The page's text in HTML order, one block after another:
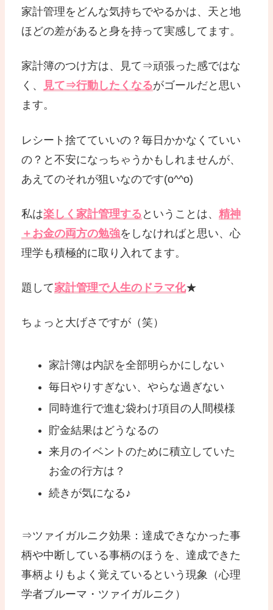
家計管理をどんな気持ちでやるかは、天と地
ほどの差があると身を持って実感してます。
家計簿のつけ方は、見て⇒頑張った感ではな
く、
見て⇒行動したくなるがゴールだと思い
ます。
レシート捨てていいの？毎日かかなくていい
の？と不安になっちゃうかもしれませんが、
あえてのそれが狙いなのです(o^^o)
私は楽しく家計管理する ということは、精神
＋お金の両方の勉強をしなければと思い、心
理学も積極的に取り入れてます。
題して家計管理で人生のドラマ化★
ちょっと大げさですが（笑）
家計簿は内訳を全部明らかにしない
毎日やりすぎない、やらな過ぎない
同時進行で進む袋わけ項目の人間模様
貯金結果はどうなるの
来月のイベントのために積立していた
お金の行方は？
続きが気になる♪
⇒ツァイガルニク効果：達成できなかった事
柄や中断している事柄のほうを、達成できた
事柄よりもよく覚えているという現象（心理
学者ブルーマ・ツァイガルニク）